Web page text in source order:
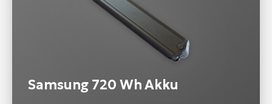
Samsung 720 Wh Akku